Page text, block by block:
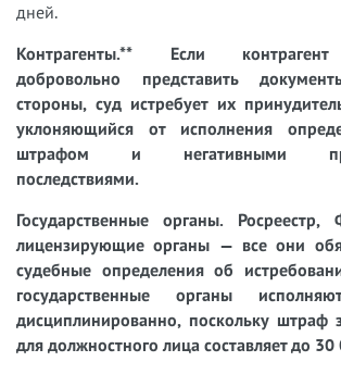
дней.
Контрагенты.** Если контрагент
добровольно представить
стороны, суд истребует их
уклоняющийся от исполнения
штрафом и негативными
последствиями.
Государственные органы. Росреестр,
лицензирующие органы — все они
судебные определения об
государственные органы
дисциплинированно, поскольку штраф
для должностного лица составляет до